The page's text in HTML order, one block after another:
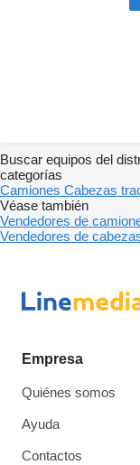
Buscar equipos del
categorías
Camiones Cabezas
Véase también
Vendedores de
Vendedores de
Empresa
Quiénes somos
Ayuda
Contactos